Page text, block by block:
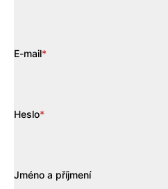
E-mail*
Heslo*
Jméno a příjmení